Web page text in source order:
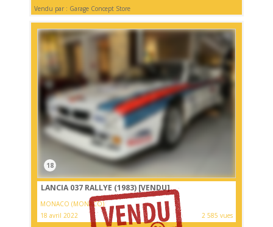
Vendu par : Garage Concept Store
18
LANCIA 037 RALLYE (1983) [VENDU]
MONACO (MONACO)
18 avril 2022
2 585 vues